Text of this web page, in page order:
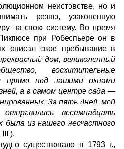
неистовстве, но и
резню, узаконенную
на свою систему. Во время
при Робеспьере он в
описал свое пребывание в
дом, великолепный
восхитительные
прямо под нашими окнами
а в самом центре сада —
За пять дней, мой
восемнадцать
из нашего несчастного
).
существовало в 1793 г.,